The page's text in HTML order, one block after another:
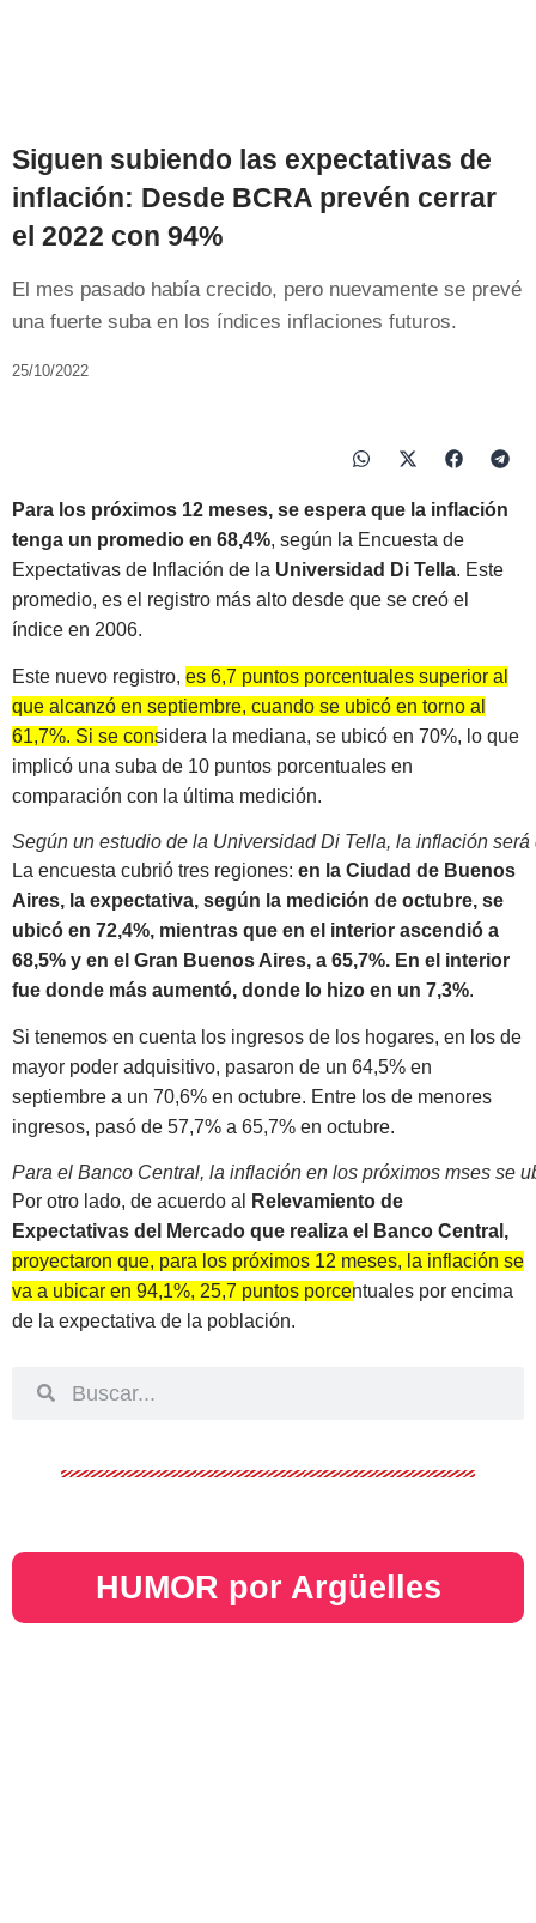
Siguen subiendo las expectativas de
inflación: Desde BCRA prevén cerrar
el 2022 con 94%
El mes pasado había crecido, pero nuevamente se prevé
una fuerte suba en los índices inflaciones futuros.
25/10/2022
Para los próximos 12 meses, se espera que la inflación
tenga un promedio en 68,4%, según la Encuesta de
Expectativas de Inflación de la Universidad Di Tella. Este
promedio, es el registro más alto desde que se creó el
índice en 2006.
Este nuevo registro, es 6,7 puntos porcentuales superior al
que alcanzó en septiembre, cuando se ubicó en torno al
61,7%. Si se considera la mediana, se ubicó en 70%, lo que
implicó una suba de 10 puntos porcentuales en
comparación con la última medición.
Según un estudio de la Universidad Di Tella, la inflación será
La encuesta cubrió tres regiones: en la Ciudad de Buenos
Aires, la expectativa, según la medición de octubre, se
ubicó en 72,4%, mientras que en el interior ascendió a
68,5% y en el Gran Buenos Aires, a 65,7%. En el interior
fue donde más aumentó, donde lo hizo en un 7,3%.
Si tenemos en cuenta los ingresos de los hogares, en los de
mayor poder adquisitivo, pasaron de un 64,5% en
septiembre a un 70,6% en octubre. Entre los de menores
ingresos, pasó de 57,7% a 65,7% en octubre.
Para el Banco Central, la inflación en los próximos mses se
Por otro lado, de acuerdo al
Relevamiento de
Expectativas del Mercado que realiza el Banco Central,
proyectaron que, para los próximos 12 meses, la inflación se
va a ubicar en 94,1%, 25,7 puntos porcentuales por encima
de la expectativa de la población.
HUMOR por Argüelles​